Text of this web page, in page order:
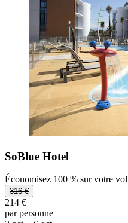
SoBlue Hotel
Économisez 100 % sur votre vol
316 €
214 €
par personne